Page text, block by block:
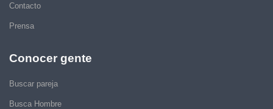
Contacto
Prensa
Conocer gente
Buscar pareja
Busca Hombre